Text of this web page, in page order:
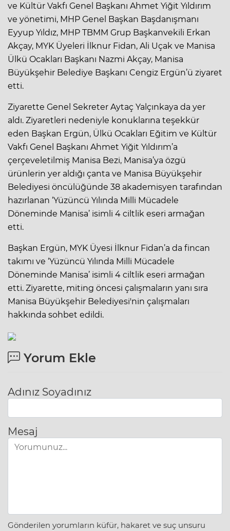
ve Kültür Vakfı Genel Başkanı Ahmet Yiğit Yıldırım
ve yönetimi, MHP Genel Başkan Başdanışmanı
Eyyup Yıldız, MHP TBMM Grup Başkanvekili Erkan
Akçay, MYK Üyeleri İlknur Fidan, Ali Uçak ve Manisa
Ülkü Ocakları Başkanı Nazmi Akçay, Manisa
Büyükşehir Belediye Başkanı Cengiz Ergün’ü ziyaret
etti.
Ziyarette Genel Sekreter Aytaç Yalçınkaya da yer
aldı. Ziyaretleri nedeniyle konuklarına teşekkür
eden Başkan Ergün, Ülkü Ocakları Eğitim ve Kültür
Vakfı Genel Başkanı Ahmet Yiğit Yıldırım’a
çerçeveletilmiş Manisa Bezi, Manisa’ya özgü
ürünlerin yer aldığı çanta ve Manisa Büyükşehir
Belediyesi öncülüğünde 38 akademisyen tarafından
hazırlanan ‘Yüzüncü Yılında Milli Mücadele
Döneminde Manisa’ isimli 4 ciltlik eseri armağan
etti.
Başkan Ergün, MYK Üyesi İlknur Fidan’a da fincan
takımı ve ‘Yüzüncü Yılında Milli Mücadele
Döneminde Manisa’ isimli 4 ciltlik eseri armağan
etti. Ziyarette, miting öncesi çalışmaların yanı sıra
Manisa Büyükşehir Belediyesi'nin çalışmaları
hakkında sohbet edildi.
Yorum Ekle
Adınız Soyadınız
Mesaj
Gönderilen yorumların küfür, hakaret ve suç unsuru